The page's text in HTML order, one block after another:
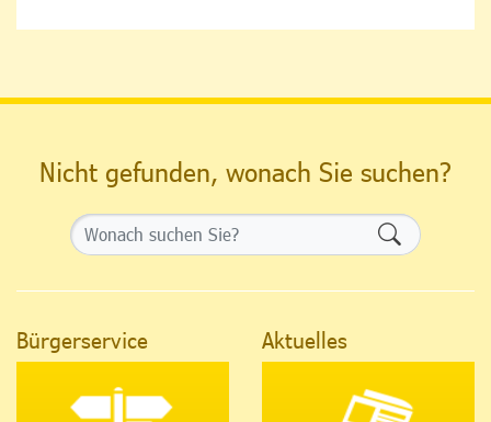
Nicht gefunden, wonach Sie suchen?
Bürgerservice Aktuelles